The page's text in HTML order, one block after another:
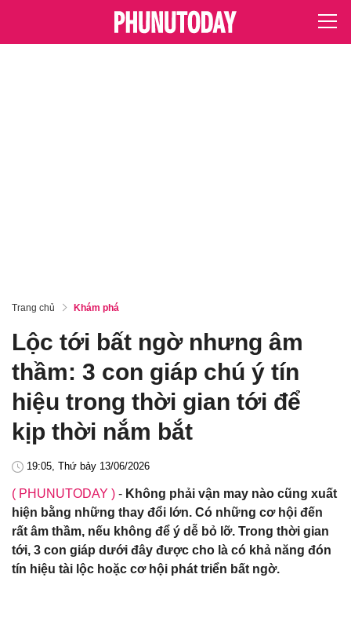
Trang chủ Khám phá
Lộc tới bất ngờ nhưng âm
thầm: 3 con giáp chú ý tín
hiệu trong thời gian tới để
kịp thời nắm bắt
19:05, Thứ bảy 13/06/2026
( PHUNUTODAY ) - Không phải vận may nào cũng xuất
hiện bằng những thay đổi lớn. Có những cơ hội đến
rất âm thầm, nếu không để ý dễ bỏ lỡ. Trong thời gian
tới, 3 con giáp dưới đây được cho là có khả năng đón
tín hiệu tài lộc hoặc cơ hội phát triển bất ngờ.